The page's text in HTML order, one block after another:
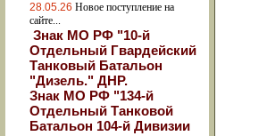
28.05.26 Новое поступление на
сайте...
Знак МО РФ "10-й
Отдельный Гвардейский
Танковый Батальон
"Дизель." ДНР.
Знак МО РФ "134-й
Отдельный Танковой
Батальон 104-й Дивизии